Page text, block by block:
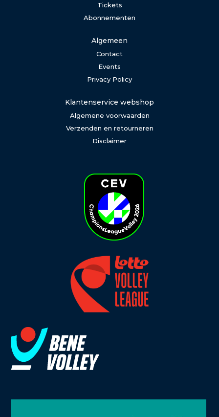
Tickets
Abonnementen
Algemeen
Contact
Events
Privacy Policy
Klantenservice webshop
Algemene voorwaarden
Verzenden en retourneren
Disclaimer